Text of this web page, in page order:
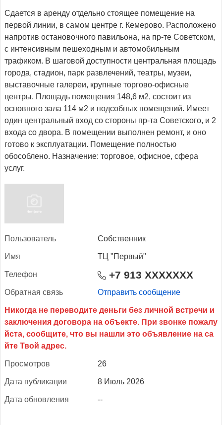
Сдается в аренду отдельно стоящее помещение на
первой линии, в самом центре г. Кемерово. Расположено
напротив остановочного павильона, на пр-те Советском,
с интенсивным пешеходным и автомобильным
трафиком. В шаговой доступности центральная площадь
города, стадион, парк развлечений, театры, музеи,
выставочные галереи, крупные торгово-офисные
центры. Площадь помещения 148,6 м2, состоит из
основного зала 114 м2 и подсобных помещений. Имеет
один центральный вход со стороны пр-та Советского, и 2
входа со двора. В помещении выполнен ремонт, и оно
готово к эксплуатации. Помещение полностью
обособлено. Назначение: торговое, офисное, сфера
услуг.
Поль­зо­ватель Собственник
Имя ТЦ "Первый"
Те­лефон +7 913 XXXXXXX
Об­ратная связь Отправить сообщение
Прос­мотров 26
Да­та пуб­ли­кации 8 Июль 2026
Да­та об­новле­ния --